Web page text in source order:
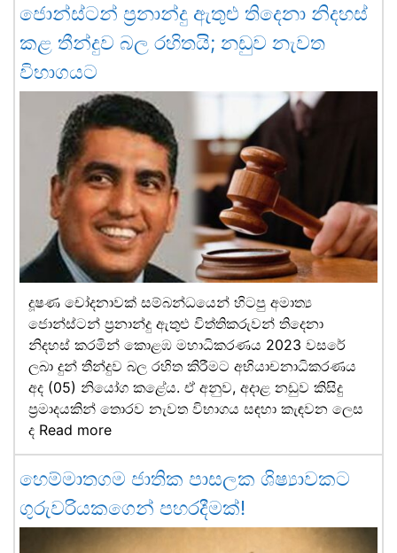
ජොන්ස්ටන් ප්‍රනාන්දු ඇතුළු තිදෙනා නිදහස්
කළ තීන්දුව බල රහිතයි; නඩුව නැවත
විභාගයට
දූෂණ චෝදනාවක් සම්බන්ධයෙන් හිටපු අමාත්‍ය
ජොන්ස්ටන් ප්‍රනාන්දු ඇතුළු විත්තිකරුවන් තිදෙනා
නිදහස් කරමින් කොළඹ මහාධිකරණය 2023 වසරේ
ලබා දුන් තීන්දුව බල රහිත කිරීමට අභියාචනාධිකරණය
අද (05) නියෝග කළේය. ඒ අනුව, අදාළ නඩුව කිසිදු
ප්‍රමාදයකින් තොරව නැවත විභාගය සඳහා කැඳවන ලෙස
ද Read more
හෙම්මාතගම ජාතික පාසලක ශිෂ්‍යාවකට
ගුරුවරියකගෙන් පහරදීමක්!